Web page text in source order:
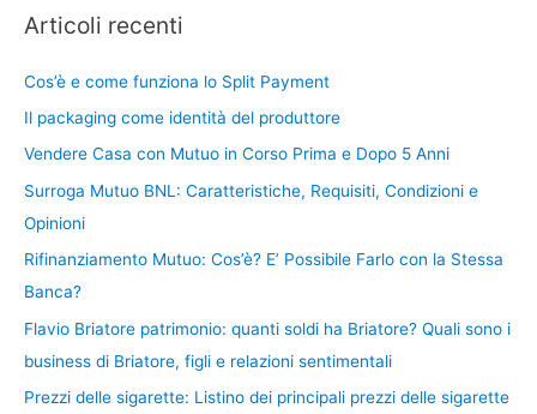
Articoli recenti
Cos’è e come funziona lo Split Payment
Il packaging come identità del produttore
Vendere Casa con Mutuo in Corso Prima e Dopo 5 Anni
Surroga Mutuo BNL: Caratteristiche, Requisiti, Condizioni e
Opinioni
Rifinanziamento Mutuo: Cos’è? E’ Possibile Farlo con la Stessa
Banca?
Flavio Briatore patrimonio: quanti soldi ha Briatore? Quali sono i
business di Briatore, figli e relazioni sentimentali
Prezzi delle sigarette: Listino dei principali prezzi delle sigarette